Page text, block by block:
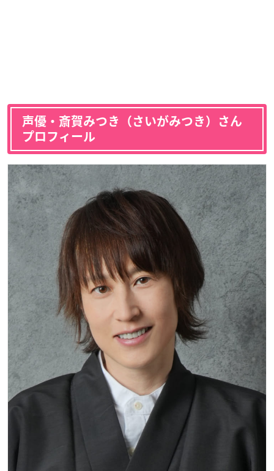
声優・斎賀みつき（さいがみつき）さん
プロフィール